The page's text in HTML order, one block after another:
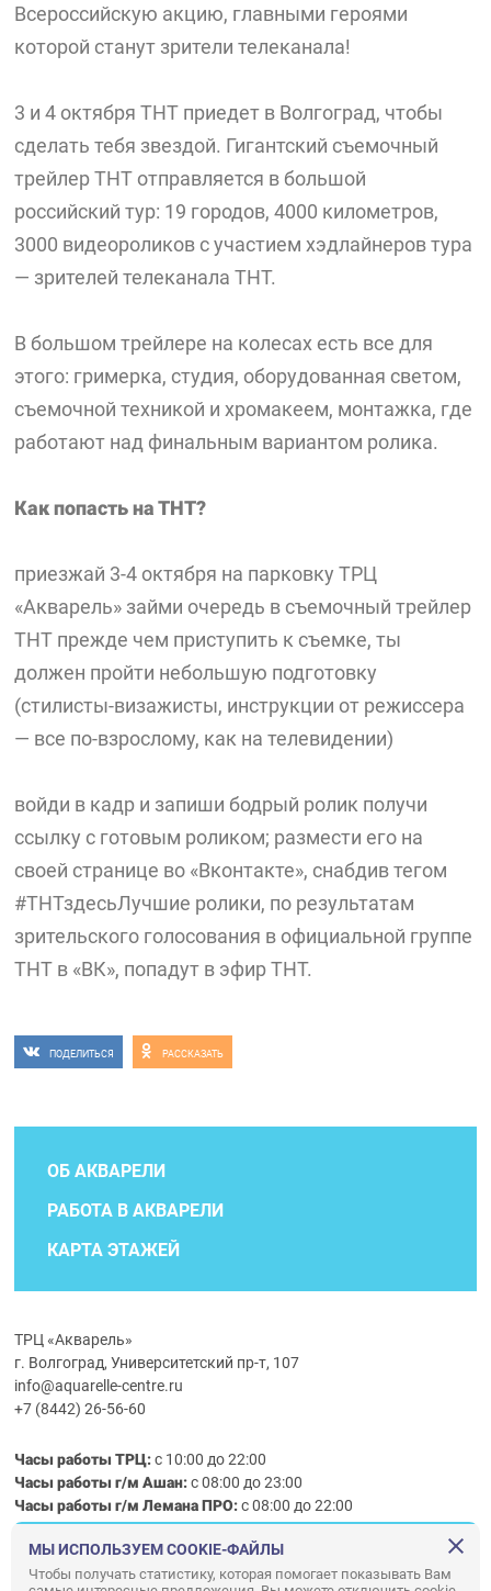
Всероссийскую акцию, главными героями
которой станут зрители телеканала!
3 и 4 октября ТНТ приедет в Волгоград, чтобы
сделать тебя звездой. Гигантский съемочный
трейлер ТНТ отправляется в большой
российский тур: 19 городов, 4000 километров,
3000 видеороликов с участием хэдлайнеров тура
— зрителей телеканала ТНТ.
В большом трейлере на колесах есть все для
этого: гримерка, студия, оборудованная светом,
съемочной техникой и хромакеем, монтажка, где
работают над финальным вариантом ролика.
Как попасть на ТНТ?
приезжай 3-4 октября на парковку ТРЦ
«Акварель» займи очередь в съемочный трейлер
ТНТ прежде чем приступить к съемке, ты
должен пройти небольшую подготовку
(стилисты-визажисты, инструкции от режиссера
— все по-взрослому, как на телевидении)
войди в кадр и запиши бодрый ролик получи
ссылку с готовым роликом; размести его на
своей странице во «Вконтакте», снабдив тегом
#ТНТздесьЛучшие ролики, по результатам
зрительского голосования в официальной группе
ТНТ в «ВК», попадут в эфир ТНТ.
ПОДЕЛИТЬСЯ РАССКАЗАТЬ
ОБ АКВАРЕЛИ
РАБОТА В АКВАРЕЛИ
КАРТА ЭТАЖЕЙ
ТРЦ «Акварель»
г. Волгоград, Университетский пр-т, 107
info@aquarelle-centre.ru
+7 (8442) 26-56-60
Часы работы ТРЦ:с 10:00 до 22:00
Часы работы г/м Ашан:с 08:00 до 23:00
Часы работыг/мЛемана ПРО:с 08:00 до 22:00
Правила посещения ТРЦ «Акварель»
МЫ ИСПОЛЬЗУЕМ COOKIE-ФАЙЛЫ
Чтобы получать статистику, которая помогает показывать Вам